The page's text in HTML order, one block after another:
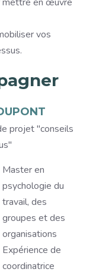
vos
projet "conseils
Master en
psychologie du
travail, des
groupes et des
organisations
Expérience de
coordinatrice